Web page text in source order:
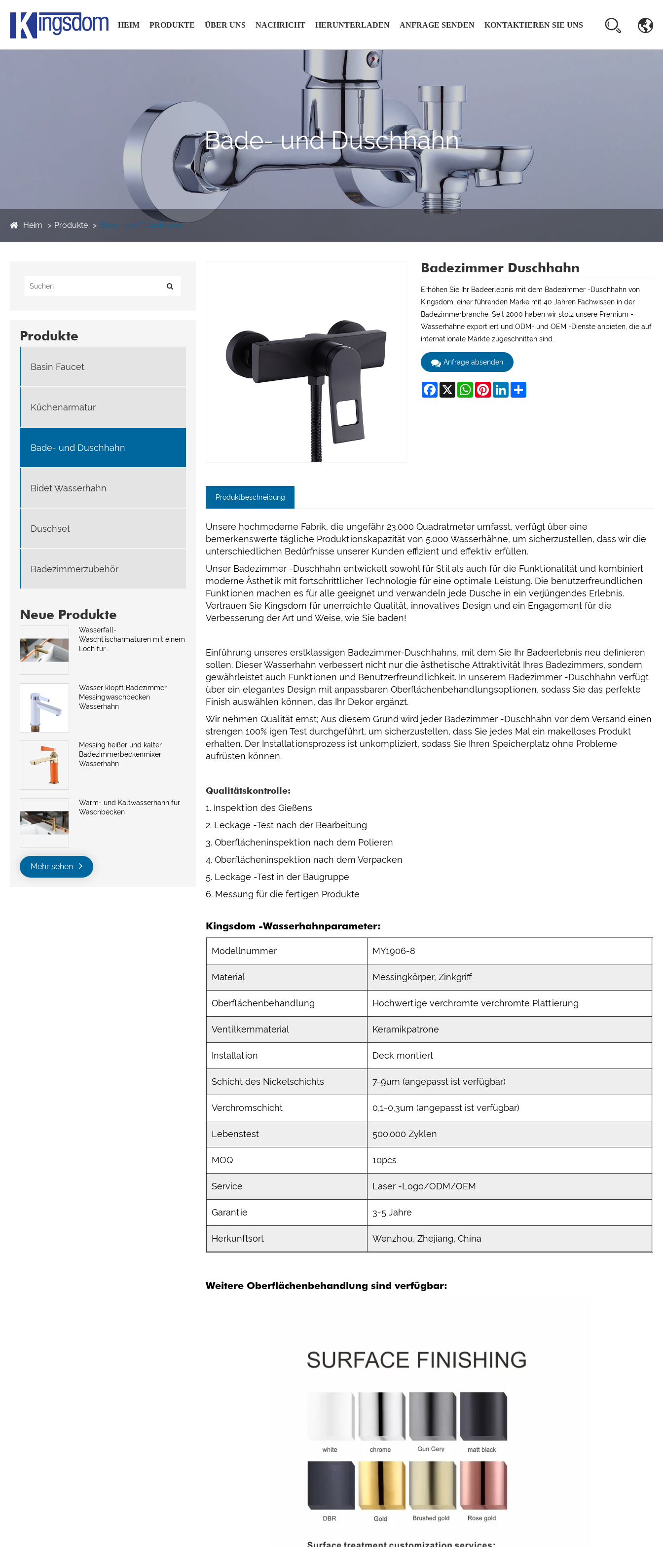
HEIM PRODUKTE ÜBER UNS NACHRICHT HERUNTERLADEN ANFRAGE SENDEN KONTAKTIEREN SIE UNS
Bade- und Duschhahn
Heim Produkte Bade- und Duschhahn
Produkte
Basin Faucet
Küchenarmatur
Bade- und Duschhahn
Bidet Wasserhahn
Duschset
Badezimmerzubehör
Neue Produkte
Wasserfall-
Waschtischarmaturen mit einem
Loch für
Wasser klopft Badezimmer
Messingwaschbecken
Wasserhahn
Messing heißer und kalter
Badezimmerbeckenmixer
Wasserhahn
Warm- und Kaltwasserhahn für
Waschbecken
Mehr sehen
Badezimmer Duschhahn
Erhöhen Sie Ihr Badeerlebnis mit dem Badezimmer -Duschhahn von
Kingsdom, einer führenden Marke mit 40 Jahren Fachwissen in der
Badezimmerbranche. Seit 2000 haben wir stolz unsere Premium -
Wasserhähne exportiert und ODM- und OEM -Dienste anbieten, die auf
internationale Märkte zugeschnitten sind.
Anfrage absenden
Facebook
X WhatsAppPinterestLinkedInShare
Produktbeschreibung
Unsere hochmoderne Fabrik, die ungefähr 23.000 Quadratmeter umfasst, verfügt über eine
bemerkenswerte tägliche Produktionskapazität von 5.000 Wasserhähne, um sicherzustellen, dass wir die
unterschiedlichen Bedürfnisse unserer Kunden effizient und effektiv erfüllen.
Unser Badezimmer -Duschhahn entwickelt sowohl für Stil als auch für die Funktionalität und kombiniert
moderne Ästhetik mit fortschrittlicher Technologie für eine optimale Leistung. Die benutzerfreundlichen
Funktionen machen es für alle geeignet und verwandeln jede Dusche in ein verjüngendes Erlebnis.
Vertrauen Sie Kingsdom für unerreichte Qualität, innovatives Design und ein Engagement für die
Verbesserung der Art und Weise, wie Sie baden!
Einführung unseres erstklassigen Badezimmer-Duschhahns, mit dem Sie Ihr Badeerlebnis neu definieren
sollen. Dieser Wasserhahn verbessert nicht nur die ästhetische Attraktivität Ihres Badezimmers, sondern
gewährleistet auch Funktionen und Benutzerfreundlichkeit. In unserem Badezimmer -Duschhahn verfügt
über ein elegantes Design mit anpassbaren Oberflächenbehandlungsoptionen, sodass Sie das perfekte
Finish auswählen können, das Ihr Dekor ergänzt.
Wir nehmen Qualität ernst; Aus diesem Grund wird jeder Badezimmer -Duschhahn vor dem Versand einen
strengen 100% igen Test durchgeführt, um sicherzustellen, dass Sie jedes Mal ein makelloses Produkt
erhalten. Der Installationsprozess ist unkompliziert, sodass Sie Ihren Speicherplatz ohne Probleme
aufrüsten können.
Qualitätskontrolle:
1. Inspektion des Gießens
2. Leckage -Test nach der Bearbeitung
3. Oberflächeninspektion nach dem Polieren
4. Oberflächeninspektion nach dem Verpacken
5. Leckage -Test in der Baugruppe
6. Messung für die fertigen Produkte
Kingsdom -Wasserhahnparameter:
Modellnummer MY1906-8
Material Messingkörper, Zinkgriff
Oberflächenbehandlung Hochwertige verchromte verchromte Plattierung
Ventilkernmaterial Keramikpatrone
Installation Deck montiert
Schicht des Nickelschichts 7-9um (angepasst ist verfügbar)
Verchromschicht 0,1-0,3um (angepasst ist verfügbar)
Lebenstest 500.000 Zyklen
MOQ 10pcs
Service Laser -Logo/ODM/OEM
Garantie 3-5 Jahre
Herkunftsort Wenzhou, Zhejiang, China
Weitere Oberflächenbehandlung sind verfügbar: